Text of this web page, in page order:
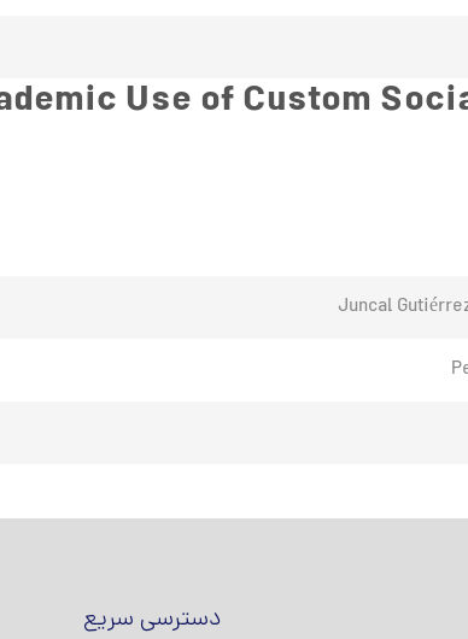
Use of Custom
Juncal
دسترسی سریع